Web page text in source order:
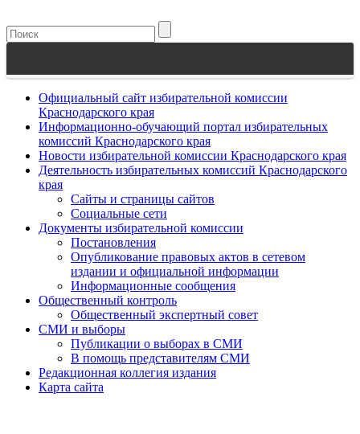
Официальный сайт избирательной комиссии
Краснодарского края
Информационно-обучающий портал избирательных
комиссий Краснодарского края
Новости избирательной комиссии Краснодарского края
Деятельность избирательных комиссий Краснодарского
края
Сайты и страницы сайтов
Социальные сети
Документы избирательной комиссии
Постановления
Опубликование правовых актов в сетевом
издании и официальной информации
Информационные сообщения
Общественный контроль
Общественный экспертный совет
СМИ и выборы
Публикации о выборах в СМИ
В помощь представителям СМИ
Редакционная коллегия издания
Карта сайта